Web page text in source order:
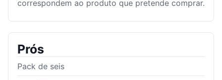
correspondem ao produto que pretende comprar.
Prós
Pack de seis